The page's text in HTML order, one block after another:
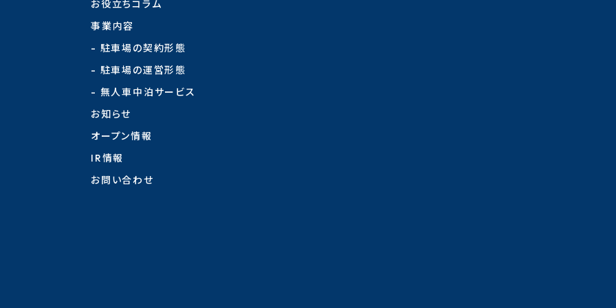
お役立ちコラム
事業内容
- 駐車場の契約形態
- 駐車場の運営形態
- 無人車中泊サービス
お知らせ
オープン情報
IR情報
お問い合わせ